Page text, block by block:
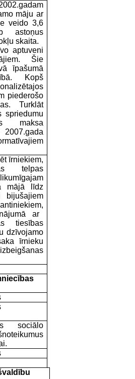
māju ar
veido 3,6
astoņus
skaita.
aptuveni
Šie
īpašumā
Kopš
piederošo
Turklāt
spriedumu
maksa
īrniekiem,
telpas
mājā līdz
bijušajiem
ar
tiesības
dzīvojamo
īrnieku
sociālo